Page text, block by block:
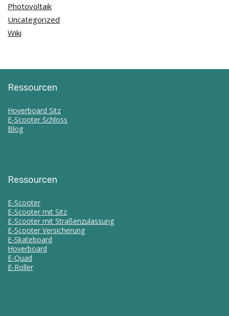
Photovoltaik
Uncategorized
Wiki
Ressourcen
Hoverboard Sitz
E-Scooter Schloss
Blog
Ressourcen
E-Scooter
E-Scooter mit Sitz
E-Scooter mit Straßenzulassung
E-Scooter Versicherung
E-Skateboard
Hoverboard
E-Quad
E-Roller